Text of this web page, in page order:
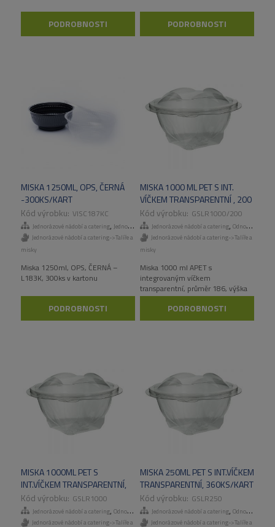
PODROBNOSTI PODROBNOSTI
MISKA 1250ML, OPS, ČERNÁ
-300KS/KART
VISC187KC
Jednorázové nádobí a catering, Jednorázové talíře a misky
Jednorázové nádobí a catering->Talíře a
misky
Miska 1250ml, OPS, ČERNÁ –
L183K, 300ks v kartonu
PODROBNOSTI
MISKA 1000 ML PET S INT.
VÍČKEM TRANSPARENTNÍ , 200
KS/KART
GSLR1000/200
Jednorázové nádobí a catering, Odnosné obaly a menuboxy
Jednorázové nádobí a catering->Talíře a
misky
Miska 1000 ml APET s
integrovaným víčkem
transparentní, průměr 186, výška
102mm, 200 ks/kart
PODROBNOSTI
MISKA 1000ML PET S
INT.VÍČKEM TRANSPARENTNÍ,
240KS/KART GSLR1000
Jednorázové nádobí a catering, Odnosné obaly a menuboxy
Jednorázové nádobí a catering->Talíře a
MISKA 250ML PET S INT.VÍČKEM
TRANSPARENTNÍ, 360KS/KART
GSLR250
Jednorázové nádobí a catering, Odnosné obaly a menuboxy
Jednorázové nádobí a catering->Talíře a